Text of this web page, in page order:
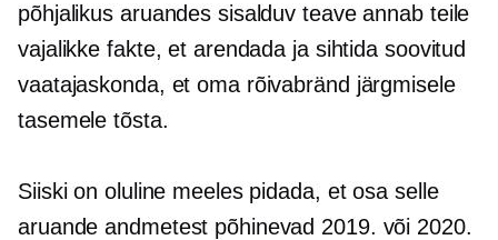
põhjalikus aruandes sisalduv teave annab teile
vajalikke fakte, et arendada ja sihtida soovitud
vaatajaskonda, et oma rõivabränd järgmisele
tasemele tõsta.
Siiski on oluline meeles pidada, et osa selle
aruande andmetest põhinevad 2019. või 2020.